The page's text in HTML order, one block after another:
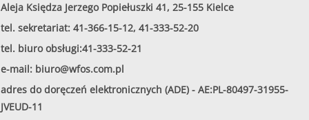
Aleja Księdza Jerzego Popiełuszki 41, 25-155 Kielce
tel. sekretariat: 41-366-15-12, 41-333-52-20
tel. biuro obsługi:41-333-52-21
e-mail: biuro@wfos.com.pl
adres do doręczeń elektronicznych (ADE) - AE:PL-80497-31955-
JVEUD-11